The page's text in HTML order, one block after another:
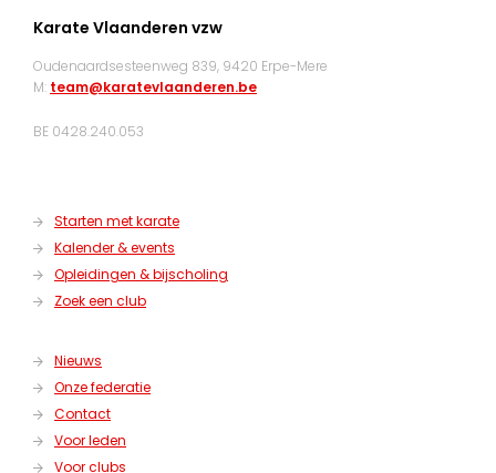
Karate Vlaanderen vzw
Oudenaardsesteenweg 839, 9420 Erpe-Mere
M: team@karatevlaanderen.be
BE 0428.240.053
Starten met karate
Kalender & events
Opleidingen & bijscholing
Zoek een club
Nieuws
Onze federatie
Contact
Voor leden
Voor clubs